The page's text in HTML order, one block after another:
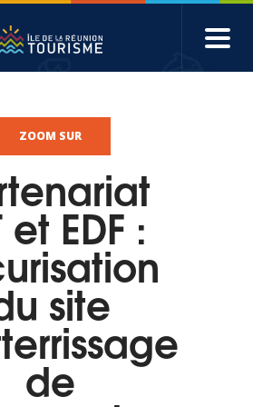
presse
ZOOM SUR
et EDF :
site
de